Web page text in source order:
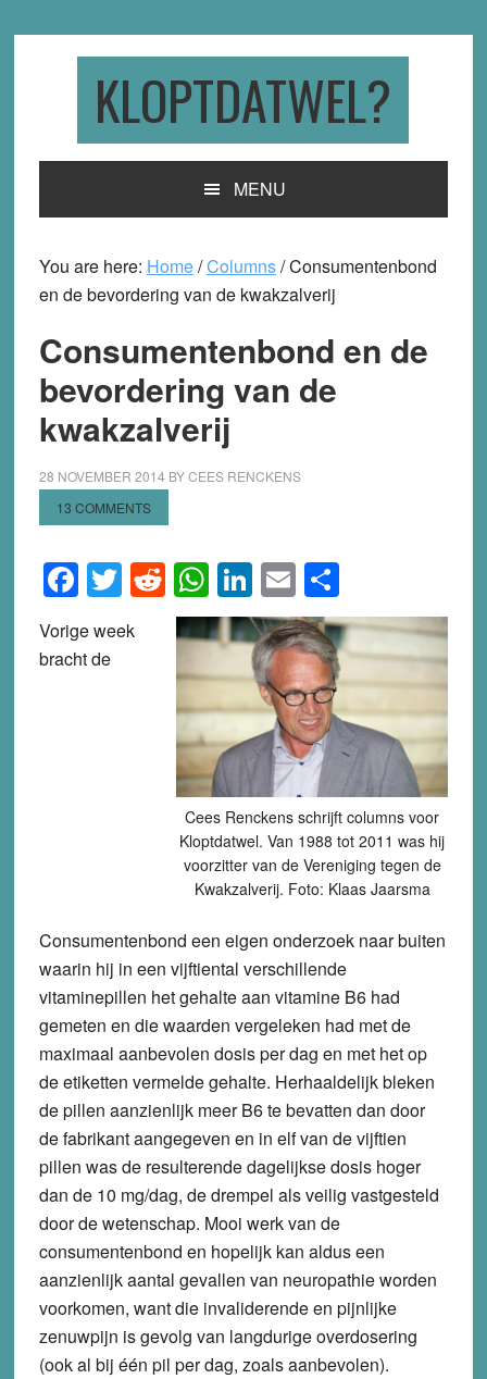
KLOPTDATWEL?
MENU
You are here: Home/Columns/Consumentenbond
en de bevordering van de kwakzalverij
Consumentenbond en de
bevordering van de
kwakzalverij
28 NOVEMBER 2014 BYCEES RENCKENS
13 COMMENTS
Facebook
Twitter
Reddit
WhatsApp
LinkedIn
EmailShare
Cees Renckens schrijft columns voor
Kloptdatwel. Van 1988 tot 2011 was hij
voorzitter van de Vereniging tegen de
Kwakzalverij. Foto: Klaas Jaarsma
Vorige week
bracht de
Consumentenbond een eigen onderzoek naar buiten
waarin hij in een vijftiental verschillende
vitaminepillen het gehalte aan vitamine B6 had
gemeten en die waarden vergeleken had met de
maximaal aanbevolen dosis per dag en met het op
de etiketten vermelde gehalte. Herhaaldelijk bleken
de pillen aanzienlijk meer B6 te bevatten dan door
de fabrikant aangegeven en in elf van de vijftien
pillen was de resulterende dagelijkse dosis hoger
dan de 10 mg/dag, de drempel als veilig vastgesteld
door de wetenschap. Mooi werk van de
consumentenbond en hopelijk kan aldus een
aanzienlijk aantal gevallen van neuropathie worden
voorkomen, want die invaliderende en pijnlijke
zenuwpijn is gevolg van langdurige overdosering
(ook al bij één pil per dag, zoals aanbevolen).